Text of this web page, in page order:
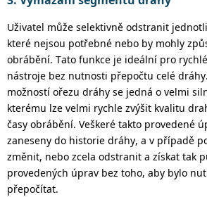
Uživatel může selektivně odstranit
které nejsou potřebné nebo by mohly
obrábění. Tato funkce je ideální pro
nástroje bez nutnosti přepočtu celé dráhy.
možností ořezu dráhy se jedná o velmi
kterému lze velmi rychle zvýšit kvalitu
časy obrábění. Veškeré takto provedené
zaneseny do historie dráhy, a v případě
změnit, nebo zcela odstranit a získat tak
provedených úprav bez toho, aby bylo
přepočítat.